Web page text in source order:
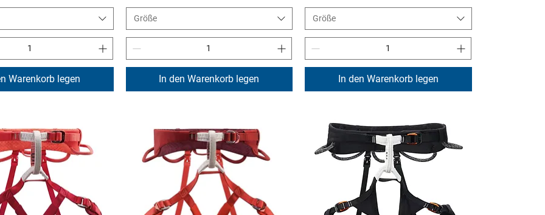
Warenkorb legen
Größe
In den Warenkorb legen
Größe
In den Warenkorb legen